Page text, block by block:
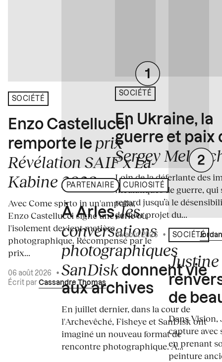
SOCIÉTÉ
Enzo Castellucci
remporte le prix
Révélation SAIF x La
Kabine 2026
Avec Come spirto in un'ampolla,
Enzo Castellucci signe une série où
l'isolement devient matière
photographique. Récompensé par le
prix...
06 août 2026
•
Écrit par Cassandre Thomas
PARTENAIRE CURIOSITÉ
À Arles,les
conversations
photographiques
SanDisk donnent vie
aux archives
En juillet dernier, dans la cour de
l'Archevêché, Fisheye et SanDisk ont
imaginé un nouveau format de
rencontre photographique. À...
SOCIÉTÉ
En Ukraine, la
guerre et paix
Sergey
Loin de la déferlante des
médiatiques de guerre, qui
regard jusqu’à le
dernier projet du...
04 août 2026 • Écrit par
SOCIÉTÉ
de
Dans
capture avec
en prenant
peinture